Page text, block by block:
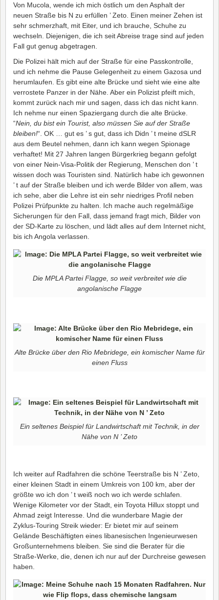
Von Mucola, wende ich mich östlich um den Asphalt der
neuen Straße bis N zu erfüllen ’ Zeto. Einen meiner Zehen ist
sehr schmerzhaft, mit Eiter, und ich brauche, Schuhe zu
wechseln. Diejenigen, die ich seit Abreise trage sind auf jeden
Fall gut genug abgetragen.
Die Polizei hält mich auf der Straße für eine Passkontrolle,
und ich nehme die Pause Gelegenheit zu einem Gazosa und
herumlaufen. Es gibt eine alte Brücke und sieht wie eine alte
verrostete Panzer in der Nähe. Aber ein Polizist pfeift mich,
kommt zurück nach mir und sagen, dass ich das nicht kann.
Ich nehme nur einen Spaziergang durch die alte Brücke.
“Nein, du bist ein Tourist, also müssen Sie auf der Straße
bleiben!“. OK … gut es ’ s gut, dass ich Didn ’ t meine dSLR
aus dem Beutel nehmen, dann ich kann wegen Spionage
verhaftet! Mit 27 Jahren langen Bürgerkrieg begann gefolgt
von einer Nein-Visa-Politik der Regierung, Menschen don ’ t
wissen doch was Touristen sind. Natürlich habe ich gewonnen
’ t auf der Straße bleiben und ich werde Bilder von allem, was
ich sehe, aber die Lehre ist ein sehr niedriges Profil neben
Polizei Prüfpunkte zu halten. Ich mache auch regelmäßige
Sicherungen für den Fall, dass jemand fragt mich, Bilder von
der SD-Karte zu löschen, und lädt alles auf dem Internet nicht,
bis ich Angola verlassen.
Die MPLA Partei Flagge, so weit verbreitet wie die
angolanische Flagge
Alte Brücke über den Rio Mebridege, ein komischer Name für
einen Fluss
Ein seltenes Beispiel für Landwirtschaft mit Technik, in der
Nähe von N ’ Zeto
Ich weiter auf Radfahren die schöne Teerstraße bis N ’ Zeto,
einer kleinen Stadt in einem Umkreis von 100 km, aber der
größte wo ich don ’ t weiß noch wo ich werde schlafen.
Wenige Kilometer vor der Stadt, ein Toyota Hillux stoppt und
Ahmad zeigt Interesse. Und die wunderbare Magie der
Zyklus-Touring Streik wieder: Er bietet mir auf seinem
Gelände Beschäftigten eines libanesischen Ingenieurwesen
Großunternehmens bleiben. Sie sind die Berater für die
Straße-Werke, die, denen ich nur auf der Durchreise gewesen
haben.